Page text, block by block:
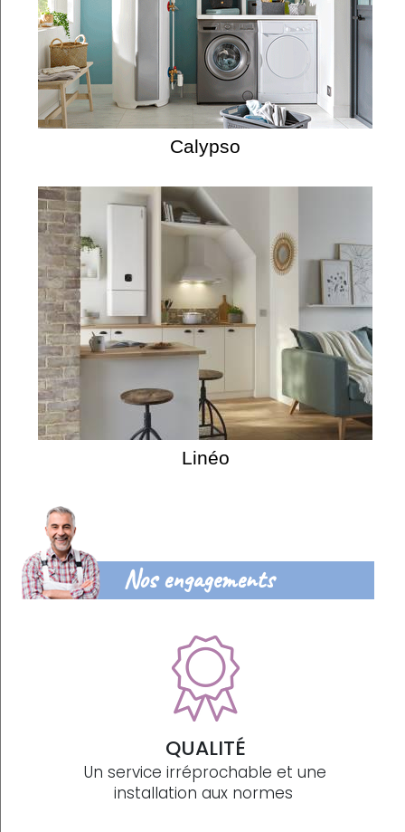
Calypso
Linéo
Nos engagements
QUALITÉ
Un service irréprochable et une
installation aux normes